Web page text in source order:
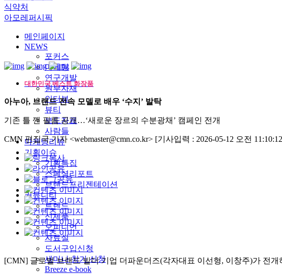
식약처
아모레퍼시픽
메인페이지
NEWS
포커스
마케팅
연구개발
원부자재
인터뷰
뷰티
보도자료
사람들
마케팅리뷰
기획이슈
기획특집
스페셜리포트
브랜드프리젠테이션
커뮤니티
트렌드
신제품
오피니언
자료실
도서구입신청
세미나 참가 신청
Breeze e-book
대한민국 베스트 화장품
아누아, 브랜드 전속 모델로 배우 ‘수지’ 발탁
기존 틀 깬 필름 공개…‘새로운 장르의 수분광채’ 캠페인 전개
CMN 편집국 기자 <webmaster@cmn.co.kr> [기사입력 : 2026-05-12 오전
[CMN] 글로벌 브랜드 빌더 기업 더파운더즈(각자대표 이선형, 이창주)가 전